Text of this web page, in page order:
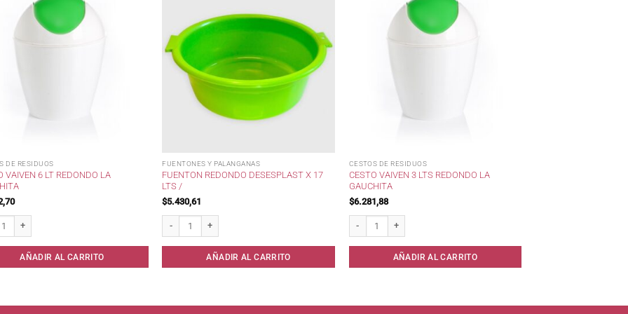
DE RESIDUOS
VAIVEN 6 LT REDONDO LA
AÑADIR AL CARRITO
FUENTONES Y PALANGANAS
FUENTON REDONDO DESESPLAST X 17
LTS /
$5.430,61
AÑADIR AL CARRITO
CESTOS DE RESIDUOS
CESTO VAIVEN 3 LTS REDONDO LA
GAUCHITA
$6.281,88
AÑADIR AL CARRITO